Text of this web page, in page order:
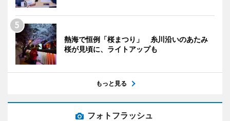
熱海で恒例「桜まつり」 糸川沿いのあたみ
桜が見頃に、ライトアップも
もっと見る
フォトフラッシュ